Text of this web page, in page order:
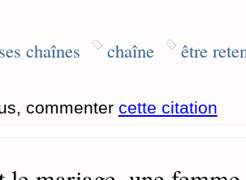
chaînes chaîne être
commenter cette citation